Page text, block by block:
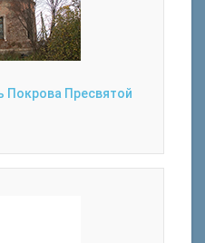
Покрова Пресвятой